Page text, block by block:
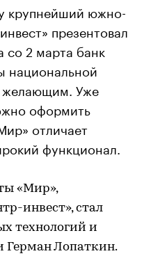
крупнейший южно-
презентовал
со 2 марта банк
национальной
желающим. Уже
оформить
отличает
функционал.
«Мир»,
инвест», стал
технологий и
Герман Лопаткин.